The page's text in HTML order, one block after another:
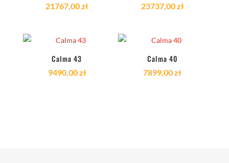
21767,00zł 23737,00zł
Calma 43
9490,00zł
Calma 40
7899,00zł